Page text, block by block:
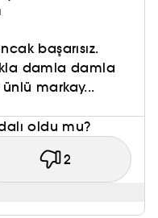
başarısız.
damla damla
markay...
oldu mu?
2